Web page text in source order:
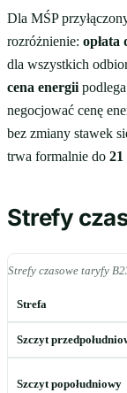
Dla MŚP
rozróżnienie: opłata
dla wszystkich
cena energii
negocjować cenę
bez zmiany stawek
trwa formalnie do 21
Strefy
Strefy czasowe taryfy
Strefa
Szczyt
Szczyt popołudniowy